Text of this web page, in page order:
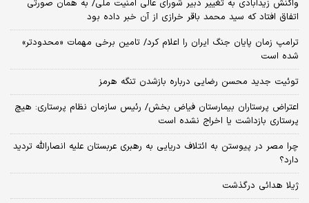
واکنش زیدآبادی به تغییر دبیر شورای عالی امنیت ملی/ به همان صورتی
اتفاق افتاد که سید محمد باقر خرازی از آن خبر داده بود
ترامپ زمان پایان جنگ ایران را اعلام کرد/ تامین برخی مهمات «محدودتر»
شده است
توئیت جدید محسن رضایی درباره بازشدن تنگه هرمز
اعتراض پرستاران بیمارستان فیاض بخش/ رئیس سازمان نظام پرستاری: هیچ
پرستاری بازداشت یا اخراج نشده است
چرا مصر در پیوستن به ائتلاف دریایی به رهبری عربستان علیه انصارالله تردید
دارد؟
ژیلا هدائی درگذشت